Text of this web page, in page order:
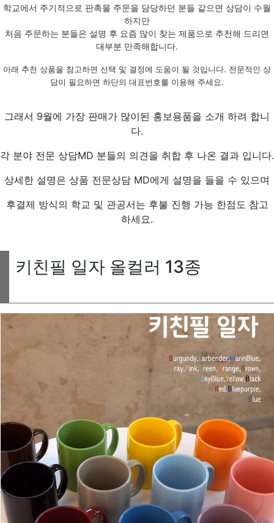
학교에서 주기적으로 판촉물 주문을 담당하던 분들 같으면 상담이 수월
하지만
처음 주문하는 분들은 설명 후 요즘 많이 찾는 제품으로 추천해 드리면
대부분 만족해합니다.
아래 추천 상품을 참고하면 선택 및 결정에 도움이 될 것입니다. 전문적인 상
담이 필요하면 하단의 대표번호를 이용해 주세요.
그래서 9월에 가장 판매가 많이된 홍보용품을 소개 하려 합니
다.
각 분야 전문 상담MD 분들의 의견을 취합 후 나온 결과 입니다.
상세한 설명은 상품 전문상담 MD에게 설명을 들을 수 있으며
후결제 방식의 학교 및 관공서는 후불 진행 가능 한점도 참고
하세요.
키친필 일자 올컬러 13종